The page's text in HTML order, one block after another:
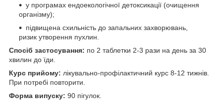
у програмах ендоекологічної детоксикації (очищення
організму);
підвищена схильність до запальних захворювань,
ризик утворення пухлин.
Спосіб застосування: по 2 таблетки 2-3 рази на день за 30
хвилин до їди.
Курс прийому: лікувально-профілактичний курс 8-12 тижнів.
При потребі повторити.
Форма випуску: 90 пігулок.